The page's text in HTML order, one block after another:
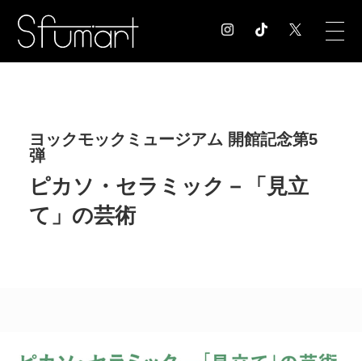
EXHIBITION
MUSEUM
ヨックモックミュージアム 開館記念第5
弾
ピカソ・セラミック－「見立
て」の芸術